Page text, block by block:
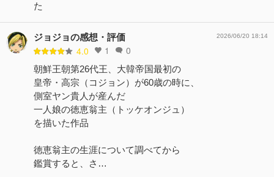
た
ジョジョの感想・評価
4.0 1 0
2026/06/20 18:14
朝鮮王朝第26代王、大韓帝国最初の
皇帝・高宗（コジョン）が60歳の時に、
側室ヤン貴人が産んだ
一人娘の徳恵翁主（トッケオンジュ）
を描いた作品
徳恵翁主の生涯について調べてから
鑑賞すると、さ…